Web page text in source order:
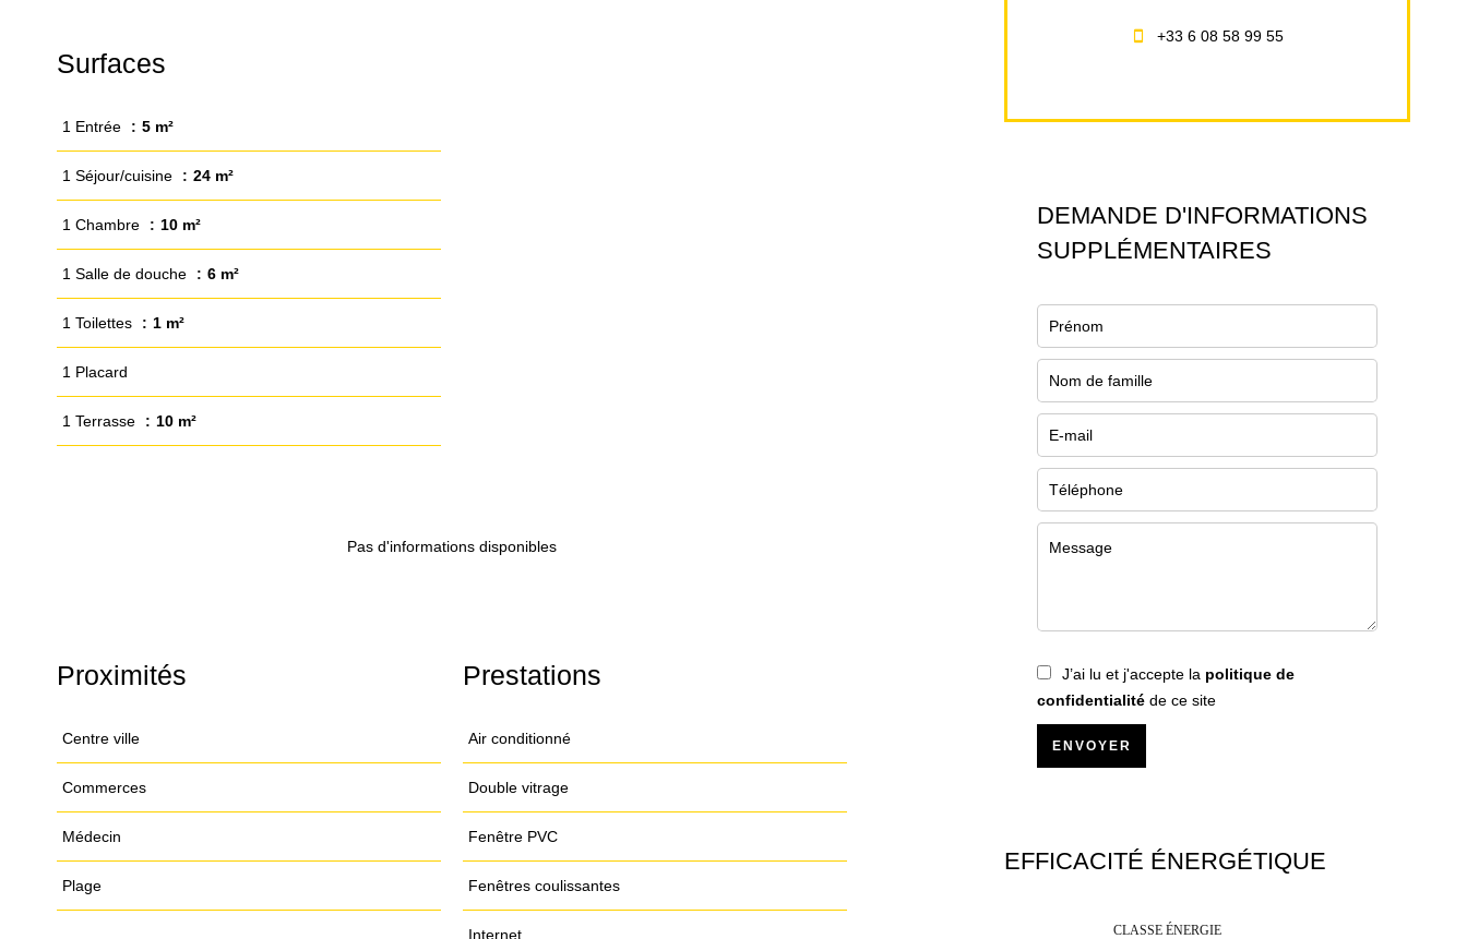
Surfaces
1 Entrée 5 m²
1 Séjour/cuisine 24 m²
1 Chambre 10 m²
1 Salle de douche 6 m²
1 Toilettes 1 m²
1 Placard
1 Terrasse 10 m²
Pas d'informations disponibles
Proximités
Centre ville
Commerces
Médecin
Plage
Prestations
Air conditionné
Double vitrage
Fenêtre PVC
Fenêtres coulissantes
Internet
+33 6 08 58 99 55
DEMANDE D'INFORMATIONS
SUPPLÉMENTAIRES
J’ai lu et j'accepte la politique de
confidentialité de ce site
ENVOYER
EFFICACITÉ ÉNERGÉTIQUE